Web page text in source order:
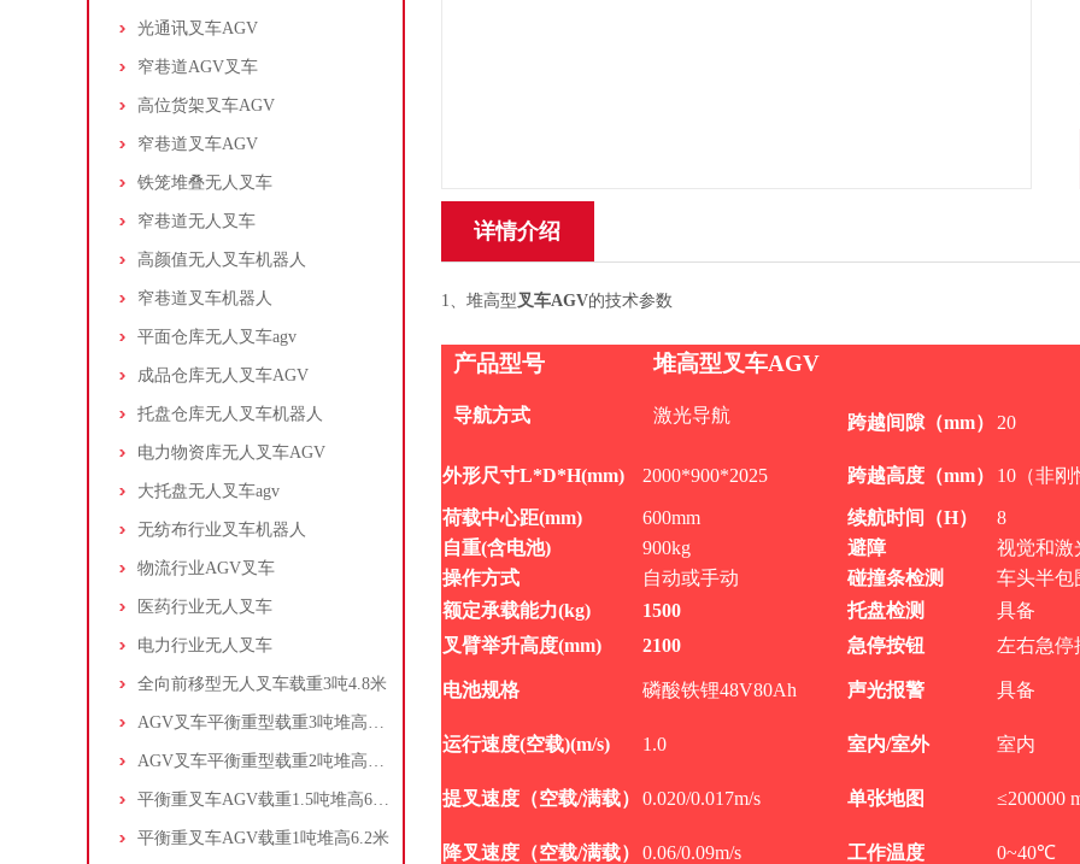
光通讯叉车AGV
窄巷道AGV叉车
高位货架叉车AGV
窄巷道叉车AGV
铁笼堆叠无人叉车
窄巷道无人叉车
高颜值无人叉车机器人
窄巷道叉车机器人
平面仓库无人叉车agv
成品仓库无人叉车AGV
托盘仓库无人叉车机器人
电力物资库无人叉车AGV
大托盘无人叉车agv
无纺布行业叉车机器人
物流行业AGV叉车
医药行业无人叉车
电力行业无人叉车
全向前移型无人叉车载重3吨4.8米
AGV叉车平衡重型载重3吨堆高2米
AGV叉车平衡重型载重2吨堆高3米
平衡重叉车AGV载重1.5吨堆高6.2米
平衡重叉车AGV载重1吨堆高6.2米
详情介绍
1、堆高型叉车AGV的技术参数
产品型号 堆高型叉车AGV
导航方式 激光导航 跨越间隙（mm） 20
外形尺寸L*D*H(mm) 2000*900*2025 跨越高度（mm） 10 （非刚
荷载中心距(mm) 600mm 续航时间（H）
8
自重(含电池) 900kg 避障
视觉和激
操作方式
自动或手动 碰撞条检测
车头半包
额定承载能力(kg) 1500 托盘检测
具备
叉臂举升高度(mm) 2100 急停按钮 左右急停
电池规格 磷酸铁锂48V80Ah 声光报警 具备
运行速度(空载)(m/s) 1.0 室内/室外 室内
提叉速度（空载/满载） 0.020/0.017m/s 单张地图 ≤200000
降叉速度（空载/满载） 0.06/0.09m/s 工作温度 0~40℃